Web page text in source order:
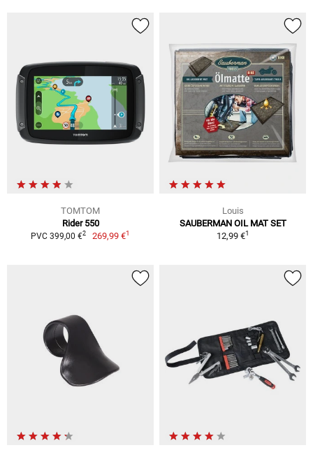
TOMTOM
Rider 550
PVC 399,00 €2 269,99 €1
Louis
SAUBERMAN OIL MAT SET
12,99 €1